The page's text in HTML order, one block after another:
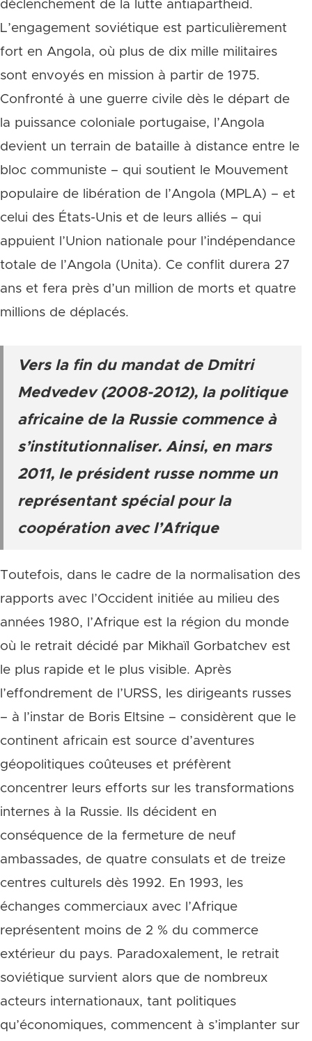
déclenchement de la lutte antiapartheid.
L’engagement soviétique est particulièrement
fort en Angola, où plus de dix mille militaires
sont envoyés en mission à partir de 1975.
Confronté à une guerre civile dès le départ de
la puissance coloniale portugaise, l’Angola
devient un terrain de bataille à distance entre le
bloc communiste – qui soutient le Mouvement
populaire de libération de l’Angola (MPLA) – et
celui des États-Unis et de leurs alliés – qui
appuient l’Union nationale pour l’indépendance
totale de l’Angola (Unita). Ce conflit durera 27
ans et fera près d’un million de morts et quatre
millions de déplacés.
Vers la fin du mandat de Dmitri
Medvedev (2008-2012), la politique
africaine de la Russie commence à
s’institutionnaliser. Ainsi, en mars
2011, le président russe nomme un
représentant spécial pour la
coopération avec l’Afrique
Toutefois, dans le cadre de la normalisation des
rapports avec l’Occident initiée au milieu des
années 1980, l’Afrique est la région du monde
où le retrait décidé par Mikhaïl Gorbatchev est
le plus rapide et le plus visible. Après
l’effondrement de l’URSS, les dirigeants russes
– à l’instar de Boris Eltsine – considèrent que le
continent africain est source d’aventures
géopolitiques coûteuses et préfèrent
concentrer leurs efforts sur les transformations
internes à la Russie. Ils décident en
conséquence de la fermeture de neuf
ambassades, de quatre consulats et de treize
centres culturels dès 1992. En 1993, les
échanges commerciaux avec l’Afrique
représentent moins de 2 % du commerce
extérieur du pays. Paradoxalement, le retrait
soviétique survient alors que de nombreux
acteurs internationaux, tant politiques
qu’économiques, commencent à s’implanter sur